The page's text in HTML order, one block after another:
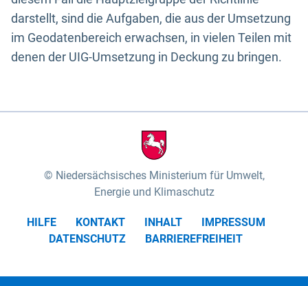
darstellt, sind die Aufgaben, die aus der Umsetzung
im Geodatenbereich erwachsen, in vielen Teilen mit
denen der UIG-Umsetzung in Deckung zu bringen.
Niedersächsisches Ministerium für Umwelt,
Energie und Klimaschutz
HILFE KONTAKT INHALT
IMPRESSUM
DATENSCHUTZ
BARRIEREFREIHEIT